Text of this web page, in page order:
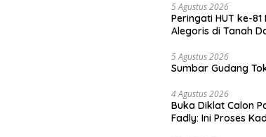
5 Agustus 2026
Peringati HUT ke-
Alegoris di Tanah
5 Agustus 2026
Sumbar Gudang
4 Agustus 2026
Buka Diklat Calon
Fadly: Ini Proses